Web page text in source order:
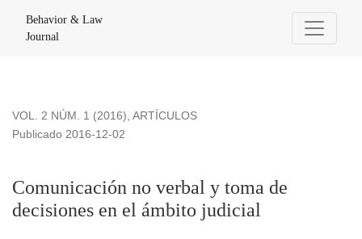
Behavior & Law
Journal
VOL. 2 NÚM. 1 (2016), ARTÍCULOS
Comunicación no verbal y toma de
decisiones en el ámbito judicial
Publicado 2016-12-02